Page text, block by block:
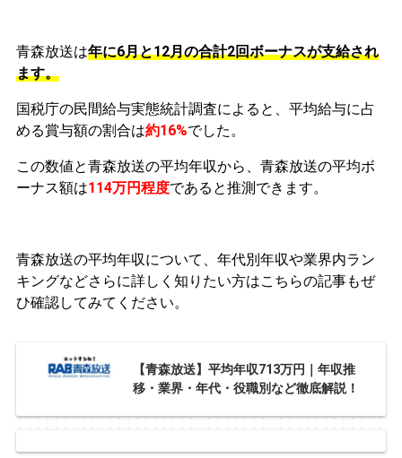
青森放送は年に6月と12月の合計2回ボーナスが支給され
ます。
国税庁の民間給与実態統計調査によると、平均給与に占
める賞与額の割合は約16%でした。
この数値と青森放送の平均年収から、青森放送の平均ボ
ーナス額は114万円程度であると推測できます。
青森放送の平均年収について、年代別年収や業界内ラン
キングなどさらに詳しく知りたい方はこちらの記事もぜ
ひ確認してみてください。
【青森放送】平均年収713万円｜年収推
移・業界・年代・役職別など徹底解説！